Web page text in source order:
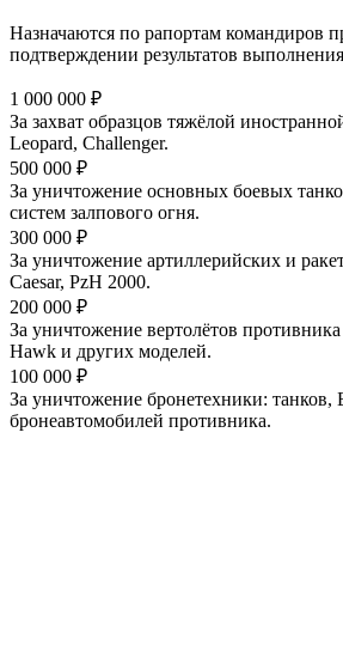
Назначаются по рапортам командиров
подтверждении результатов
1 000 000 ₽
За захват образцов тяжёлой
Leopard, Challenger.
500 000 ₽
За уничтожение основных боевых
систем залпового огня.
300 000 ₽
За уничтожение артиллерийских и
Caesar, PzH 2000.
200 000 ₽
За уничтожение вертолётов
Hawk и других моделей.
100 000 ₽
За уничтожение бронетехники:
бронеавтомобилей противника.